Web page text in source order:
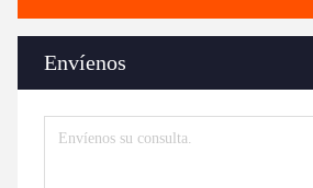
Envíenos